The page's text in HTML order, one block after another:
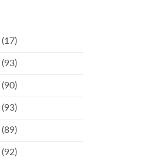
(17)
(93)
(90)
(93)
(89)
(92)